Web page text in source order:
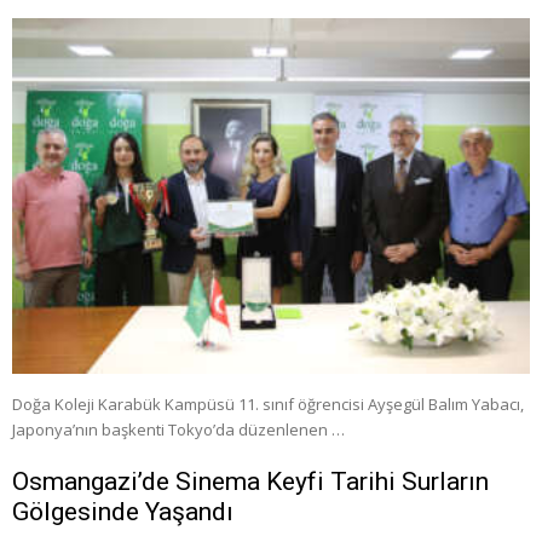
Doğa Koleji Karabük Kampüsü 11. sınıf öğrencisi Ayşegül Balım Yabacı,
Japonya’nın başkenti Tokyo’da düzenlenen …
Osmangazi’de Sinema Keyfi Tarihi Surların
Gölgesinde Yaşandı